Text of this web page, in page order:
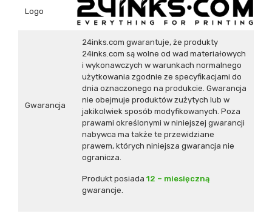
Logo
Gwarancja
24inks.com gwarantuje, że produkty
24inks.com są wolne od wad materiałowych
i wykonawczych w warunkach normalnego
użytkowania zgodnie ze specyfikacjami do
dnia oznaczonego na produkcie. Gwarancja
nie obejmuje produktów zużytych lub w
jakikolwiek sposób modyfikowanych. Poza
prawami określonymi w niniejszej gwarancji
nabywca ma także te przewidziane
prawem, których niniejsza gwarancja nie
ogranicza.
Produkt posiada 12 – miesięczną
gwarancje.